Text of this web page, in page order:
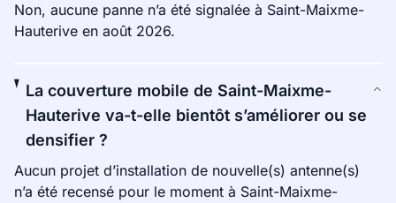
Non, aucune panne n’a été signalée à Saint-Maixme-
Hauterive en août 2026.
La couverture mobile de Saint-Maixme-
Hauterive va-t-elle bientôt s’améliorer ou se
densifier ?
Aucun projet d’installation de nouvelle(s) antenne(s)
n’a été recensé pour le moment à Saint-Maixme-